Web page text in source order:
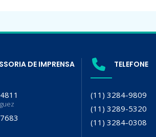
DE IMPRENSA TELEFONE
(11) 3284-9809
(11) 3289-5320
(11) 3284-0308